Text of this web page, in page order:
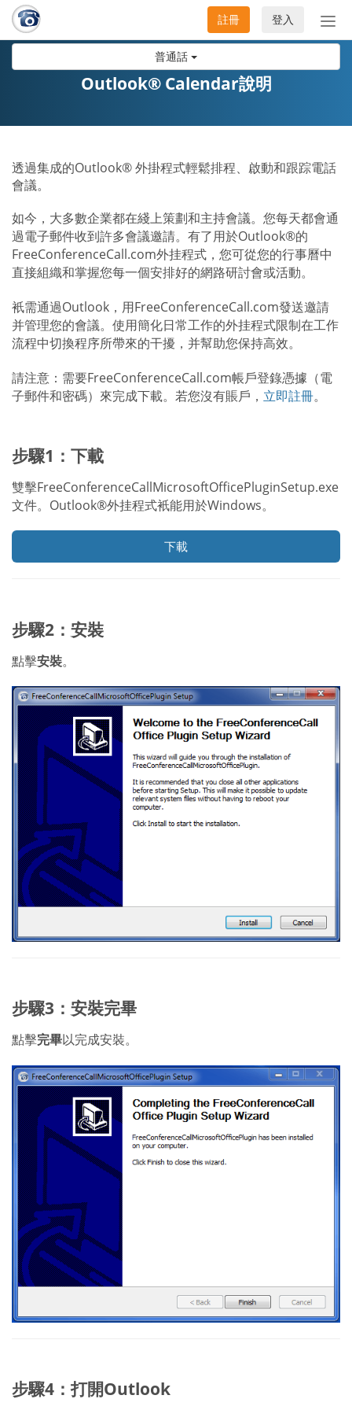
普通話
切
換
登入
註冊
Outlook® Calendar說明
透過集成的Outlook® 外掛程式輕鬆排程、啟動和跟踪電話
會議。
如今，大多數企業都在綫上策劃和主持會議。您每天都會通
過電子郵件收到許多會議邀請。有了用於Outlook®的
FreeConferenceCall.com外挂程式，您可從您的行事曆中
直接組織和掌握您每一個安排好的網路研討會或活動。
衹需通過Outlook，用FreeConferenceCall.com發送邀請
并管理您的會議。使用簡化日常工作的外挂程式限制在工作
流程中切換程序所帶來的干擾，并幫助您保持高效。
請注意：需要FreeConferenceCall.com帳戶登錄憑據（電
子郵件和密碼）來完成下載。若您沒有賬戶， 立即註冊。
步驟1：下載
雙擊FreeConferenceCallMicrosoftOfficePluginSetup.exe
文件。Outlook®外挂程式衹能用於Windows。
下載
步驟2：安裝
點擊安裝。
步驟3：安裝完畢
點擊完畢以完成安裝。
步驟4：打開Outlook